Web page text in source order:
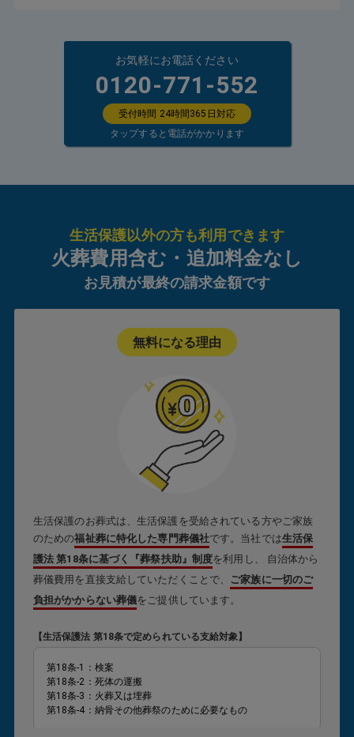
お気軽にお電話ください
0120-771-552
受付時間 24時間365日対応
タップすると電話がかかります
生活保護以外の方も利用できます
火葬費用含む・追加料金なし
お見積が最終の請求金額です
無料になる理由
生活保護のお葬式は、生活保護を受給されている方やご家族
のための福祉葬に特化した専門葬儀社です。当社では生活保
護法 第18条に基づく『葬祭扶助』制度を利用し、 自治体から
葬儀費用を直接支給していただくことで、 ご家族に一切のご
負担がかからない葬儀をご提供しています。
【生活保護法 第18条で定められている支給対象】
第18条-1：検案
第18条-2：死体の運搬
第18条-3：火葬又は埋葬
第18条-4：納骨その他葬祭のために必要なもの